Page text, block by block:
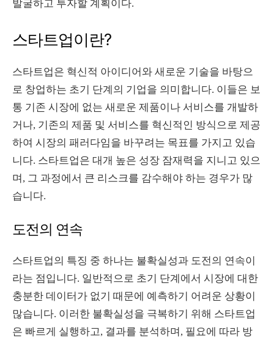
발굴하고 투자할 계획이다.
스타트업이란?
스타트업은 혁신적 아이디어와 새로운 기술을 바탕으
로 창업하는 초기 단계의 기업을 의미합니다. 이들은 보
통 기존 시장에 없는 새로운 제품이나 서비스를 개발하
거나, 기존의 제품 및 서비스를 혁신적인 방식으로 제공
하여 시장의 패러다임을 바꾸려는 목표를 가지고 있습
니다. 스타트업은 대개 높은 성장 잠재력을 지니고 있으
며, 그 과정에서 큰 리스크를 감수해야 하는 경우가 많
습니다.
도전의 연속
스타트업의 특징 중 하나는 불확실성과 도전의 연속이
라는 점입니다. 일반적으로 초기 단계에서 시장에 대한
충분한 데이터가 없기 때문에 예측하기 어려운 상황이
많습니다. 이러한 불확실성을 극복하기 위해 스타트업
은 빠르게 실행하고, 결과를 분석하며, 필요에 따라 방